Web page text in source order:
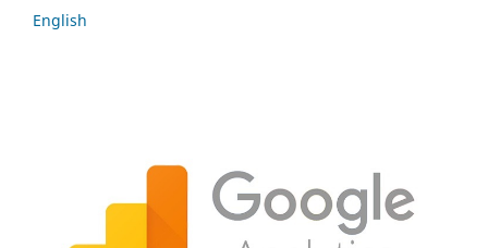
English